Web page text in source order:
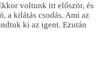
voltunk itt először, és
a kilátás csodás. Ami az
ki az igent. Ezután